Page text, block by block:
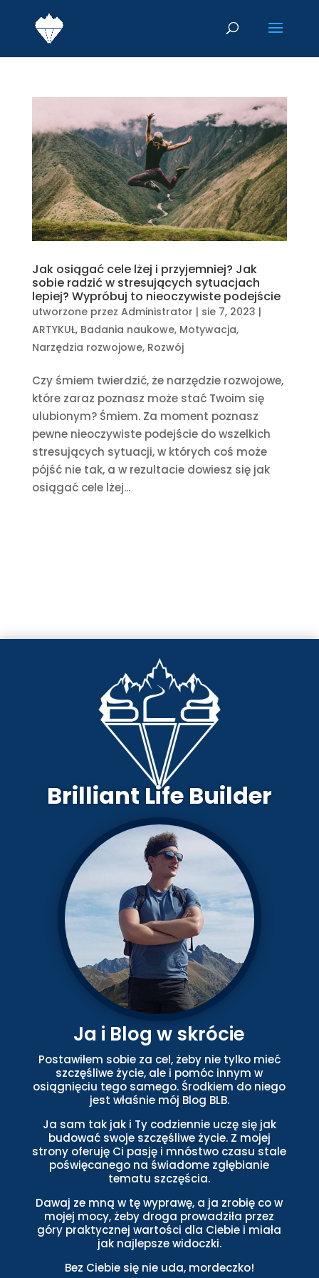
Jak osiągać cele lżej i przyjemniej? Jak
sobie radzić w stresujących sytuacjach
lepiej? Wypróbuj to nieoczywiste podejście
utworzone przez Administrator | sie 7, 2023 |
ARTYKUŁ, Badania naukowe, Motywacja,
Narzędzia rozwojowe, Rozwój
Czy śmiem twierdzić, że narzędzie rozwojowe,
które zaraz poznasz może stać Twoim się
ulubionym? Śmiem. Za moment poznasz
pewne nieoczywiste podejście do wszelkich
stresujących sytuacji, w których coś może
pójść nie tak, a w rezultacie dowiesz się jak
osiągać cele lżej...
Brilliant Life Builder
Ja i Blog w skrócie
Postawiłem sobie za cel, żeby nie tylko mieć
szczęśliwe życie, ale i pomóc innym w
osiągnięciu tego samego. Środkiem do niego
jest właśnie mój Blog BLB.
Ja sam tak jak i Ty codziennie uczę się jak
budować swoje szczęśliwe życie. Z mojej
strony oferuję Ci pasję i mnóstwo czasu stale
poświęcanego na świadome zgłębianie
tematu szczęścia.
Dawaj ze mną w tę wyprawę, a ja zrobię co w
mojej mocy, żeby droga prowadziła przez
góry praktycznej wartości dla Ciebie i miała
jak najlepsze widoczki.
Bez Ciebie się nie uda, mordeczko!